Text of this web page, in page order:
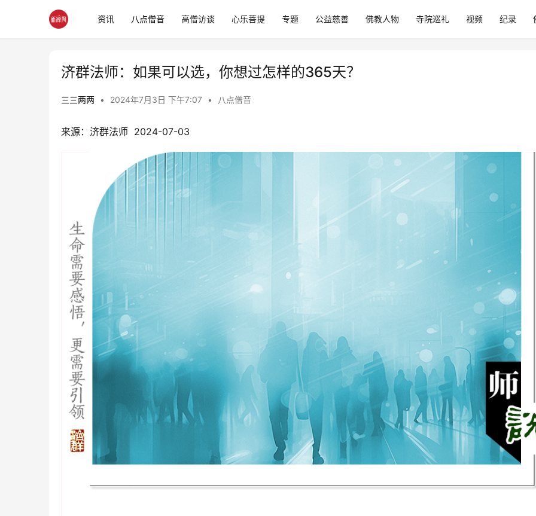
资讯 八点僧音 高僧访谈 心乐菩提 专题 公益慈善 佛教人物 寺院巡礼 视频 纪录
济群法师：如果可以选，你想过怎样的365天？
三三两两 • 2024年7月3日 下午7:07 • 八点僧音
来源：济群法师  2024-07-03